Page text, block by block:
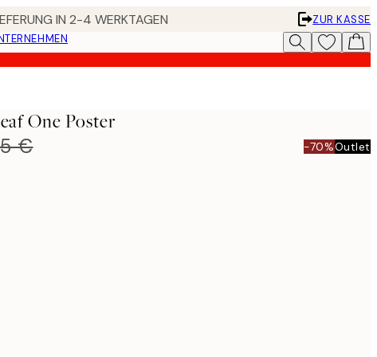
IN 2-4 WERKTAGEN
ZUR KASSE
One Poster
€ -70%Outlet